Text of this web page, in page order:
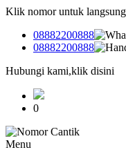
Klik nomor untuk
08882200888
08882200888
Hubungi kami,klik disini
0
Menu